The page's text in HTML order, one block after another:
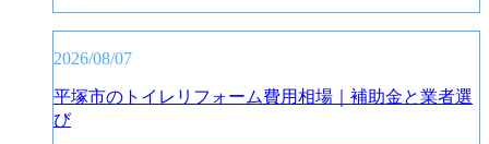
2026/08/07
平塚市のトイレリフォーム費用相場｜補助金と業者選
び